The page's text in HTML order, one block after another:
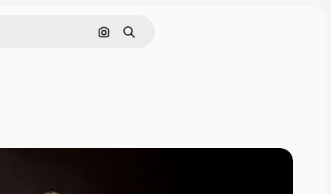
画像で検索
検索